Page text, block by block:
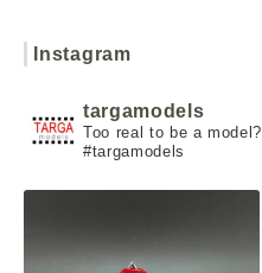
Instagram
targamodels
Too real to be a model?
#targamodels